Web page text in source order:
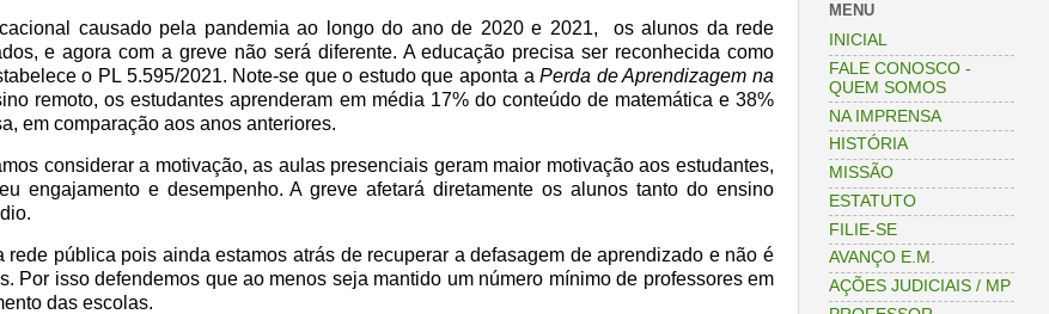
causado pela pandemia ao longo do ano de 2020 e 2021,
os alunos da rede
e agora com a greve não será diferente. A educação precisa ser reconhecida como
o PL 5.595/2021. Note-se que o estudo que aponta aPerda de Aprendizagem na
remoto, os estudantes aprenderam em média 17% do conteúdo de matemática e 38%
em comparação aos anos anteriores.
considerar a motivação, as aulas presenciais geram maior motivação aos estudantes,
engajamento e desempenho. A greve afetará diretamente os alunos tanto do ensino
rede pública pois ainda estamos atrás de recuperar a defasagem de aprendizado e não é
Por isso defendemos que ao menos seja mantido um número mínimo de professores em
das escolas.
MENU
INICIAL
FALE CONOSCO -
QUEM SOMOS
NA IMPRENSA
HISTÓRIA
MISSÃO
ESTATUTO
FILIE-SE
AVANÇO E.M.
AÇÕES JUDICIAIS / MP